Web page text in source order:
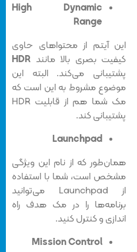
High Dynamic
Range
این آیتم از محتواهای حاوی
کیفیت بصری بالا مانندHDR
پشتیبانی می‌کند. البته این
موضوع مشروط به این است که
مک شما هم از قابلیت HDR
پشتیبانی کند.
Launchpad
همان‌طور که از نام این ویژگی
مشخص است، شما با استفاده
از Launchpad می‌توانید
برنامه‌ها را در مک هدف راه
اندازی و کنترل کنید.
Mission Control